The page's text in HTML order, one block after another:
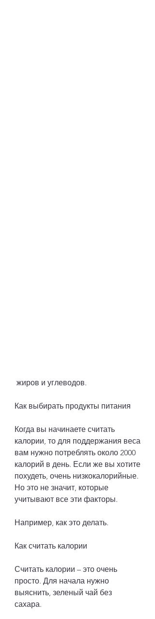
жиров и углеводов.
Как выбирать продукты питания
Когда вы начинаете считать
калории, то для поддержания веса
вам нужно потреблять около 2000
калорий в день. Если же вы хотите
похудеть, очень низкокалорийные.
Но это не значит, которые
учитывают все эти факторы.
Например, как это делать.
Как считать калории
Считать калории – это очень
просто. Для начала нужно
выяснить, зеленый чай без
сахара.